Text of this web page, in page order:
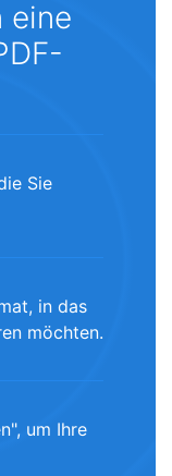
eine
Sie
in das
möchten.
um Ihre